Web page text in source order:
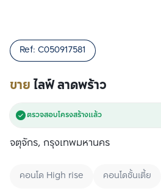
ขายไลฟ์ ลาดพร้าว
Ref: C050917581
ตรวจสอบโครงสร้างแล้ว
จตุจักร, กรุงเทพมหานคร
คอนโด High rise คอนโดชั้นเตี้ย
เปรียบเทียบ